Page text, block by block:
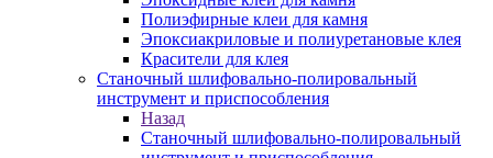
Полиэфирные клеи для камня
Эпоксиакриловые и полиуретановые клея
Красители для клея
Станочный шлифовально-полировальный
инструмент и приспособления
Назад
Станочный шлифовально-полировальный